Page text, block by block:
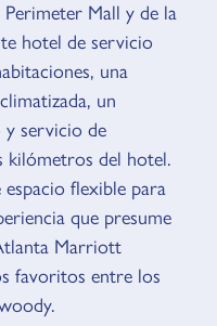
Mall y de la
hotel de servicio
una
un
y servicio de
kilómetros del hotel.
flexible para
que presume
Marriott
favoritos entre los